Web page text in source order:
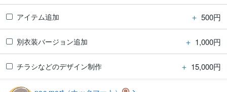
アイテム追加 ＋ 500円
別衣装バージョン追加 ＋ 1,000円
チラシなどのデザイン制作 ＋ 15,000円